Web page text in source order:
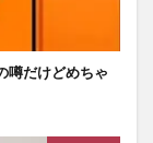
だけどめちゃ